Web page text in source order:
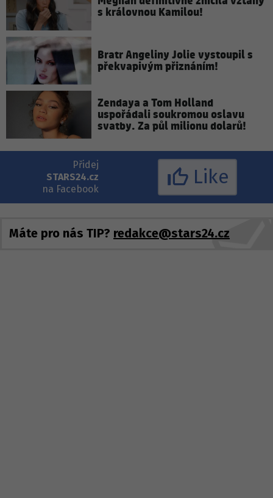
s královnou Kamilou!
Bratr Angeliny Jolie vystoupil s
překvapivým přiznáním!
Zendaya a Tom Holland
uspořádali soukromou oslavu
svatby. Za půl milionu dolarů!
Přidej
STARS24.cz
na Facebook
Like
Máte pro nás TIP? redakce@stars24.cz